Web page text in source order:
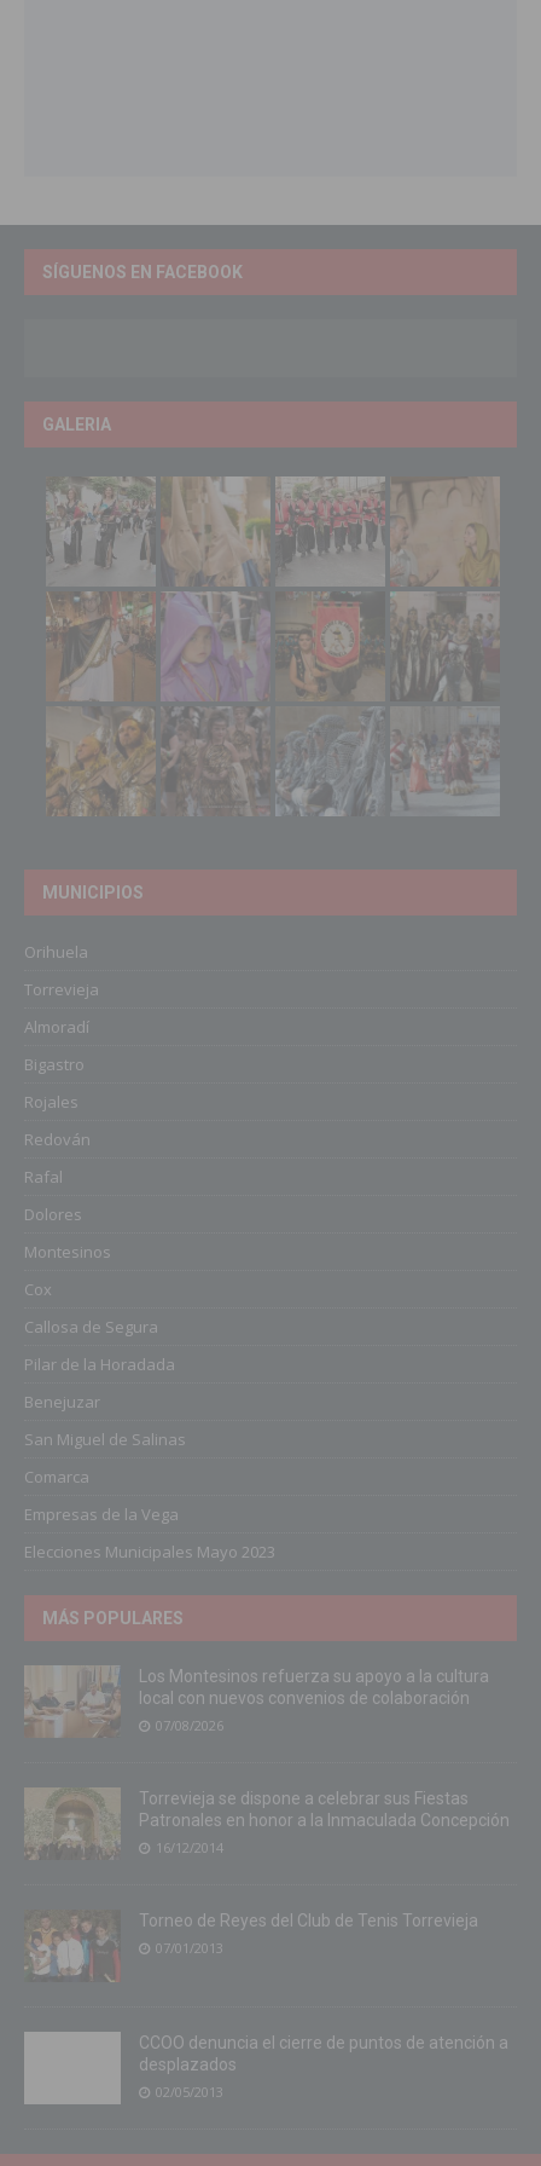
SÍGUENOS EN FACEBOOK
GALERIA
MUNICIPIOS
Orihuela
Torrevieja
Almoradí
Bigastro
Rojales
Redován
Rafal
Dolores
Montesinos
Cox
Callosa de Segura
Pilar de la Horadada
Benejuzar
San Miguel de Salinas
Comarca
Empresas de la Vega
Elecciones Municipales Mayo 2023
MÁS POPULARES
Los Montesinos refuerza su apoyo a la cultura
local con nuevos convenios de colaboración
07/08/2026
Torrevieja se dispone a celebrar sus Fiestas
Patronales en honor a la Inmaculada Concepción
16/12/2014
Torneo de Reyes del Club de Tenis Torrevieja
07/01/2013
CCOO denuncia el cierre de puntos de atención a
desplazados
02/05/2013